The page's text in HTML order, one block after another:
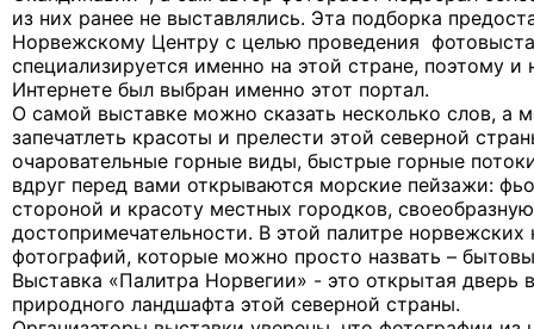
из них ранее не выставлялись. Эта подборка
Норвежскому Центру с целью проведения
специализируется именно на этой стране, поэтому
Интернете был выбран именно этот портал.
О самой выставке можно сказать несколько слов, а
запечатлеть красоты и прелести этой северной
очаровательные горные виды, быстрые горные
вдруг перед вами открываются морские пейзажи:
стороной и красоту местных городков,
достопримечательности. В этой палитре
фотографий, которые можно просто назвать –
Выставка «Палитра Норвегии» - это открытая
природного ландшафта этой северной страны.